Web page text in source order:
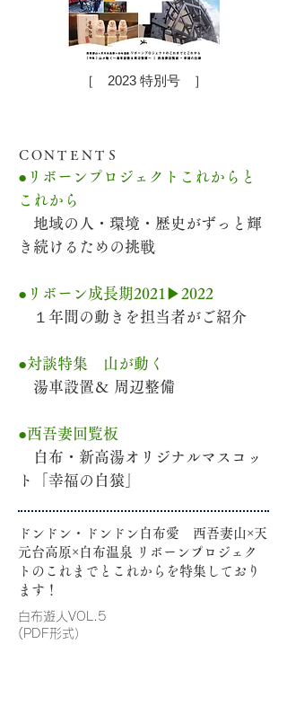
［ 2023 特別号 ］
ＣＯＮＴＥＮＴＳ
●リボーンプロジェクトこれからと
これから
地域の人・環境・歴史がずっと輝
き続けるための挑戦
●リボーン成長期2021▶2022
１年間の動きを担当者がご紹介
●対談特集 山が動く
湯車設置＆ 周辺整備
●西吾妻回覧板
白布・新高湯オリジナルマスコッ
ト「幸福の白猿」
ドンドン・ドンドン白布愛 西吾妻山×天
元台高原×白布温泉 リボーンプロジェク
トのこれまでとこれからを特集しており
ます！
白布遊人VOL.5
(PDF形式）